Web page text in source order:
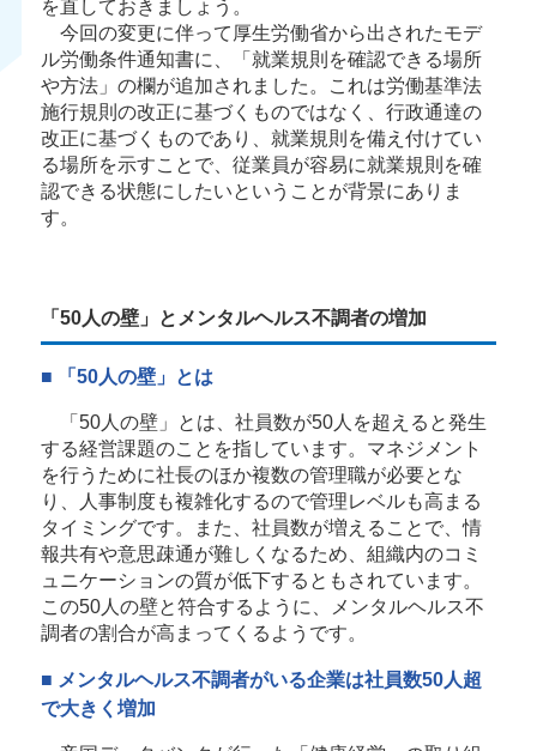
を直しておきましょう。
今回の変更に伴って厚生労働省から出されたモデ
ル労働条件通知書に、「就業規則を確認できる場所
や方法」の欄が追加されました。これは労働基準法
施行規則の改正に基づくものではなく、行政通達の
改正に基づくものであり、就業規則を備え付けてい
る場所を示すことで、従業員が容易に就業規則を確
認できる状態にしたいということが背景にありま
す。
「50人の壁」とメンタルヘルス不調者の増加
■ 「50人の壁」とは
「50人の壁」とは、社員数が50人を超えると発生
する経営課題のことを指しています。マネジメント
を行うために社長のほか複数の管理職が必要とな
り、人事制度も複雑化するので管理レベルも高まる
タイミングです。また、社員数が増えることで、情
報共有や意思疎通が難しくなるため、組織内のコミ
ュニケーションの質が低下するともされています。
この50人の壁と符合するように、メンタルヘルス不
調者の割合が高まってくるようです。
■ メンタルヘルス不調者がいる企業は社員数50人超
で大きく増加